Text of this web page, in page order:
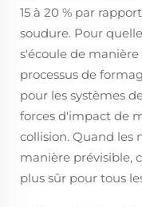
15 à 20 % par
soudure. Pour
s'écoule de
processus de
pour les systèmes
forces d'impact de
collision. Quand les
manière prévisible,
plus sûr pour tous